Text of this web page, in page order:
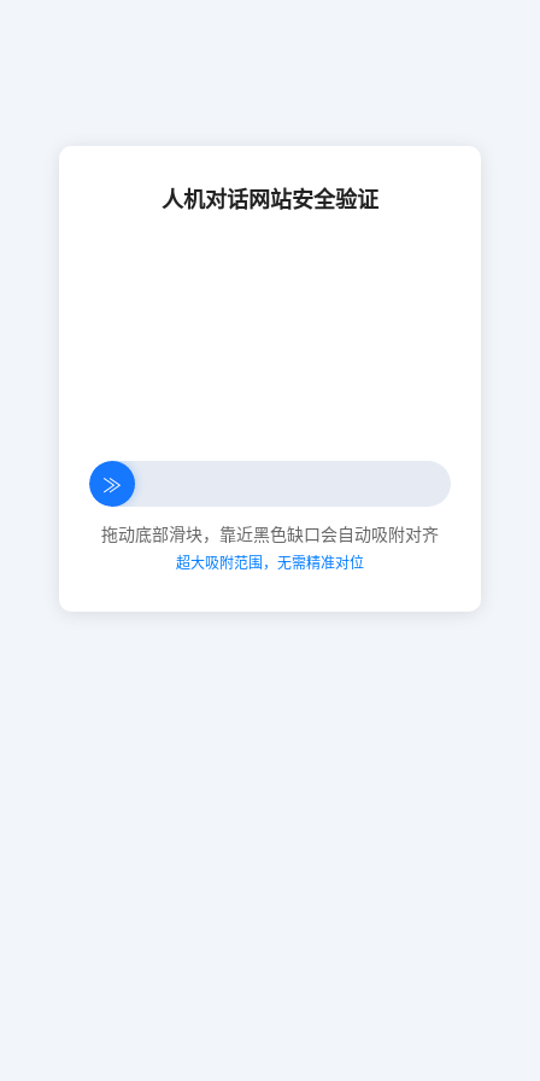
人机对话网站安全验证
≫
拖动底部滑块，靠近黑色缺口会自动吸附对齐
超大吸附范围，无需精准对位